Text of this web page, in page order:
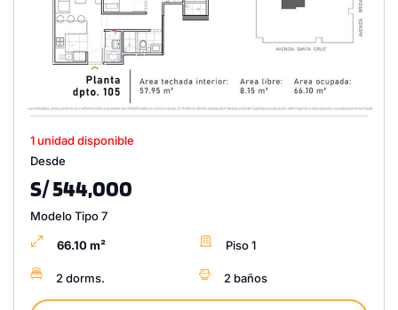
1 unidad disponible
Desde
S/ 544,000
Modelo Tipo 7
66.10 m² Piso 1
2 dorms. 2 baños